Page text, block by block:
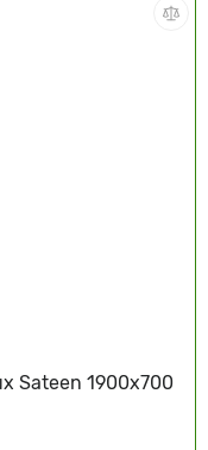
Sateen 1900х700